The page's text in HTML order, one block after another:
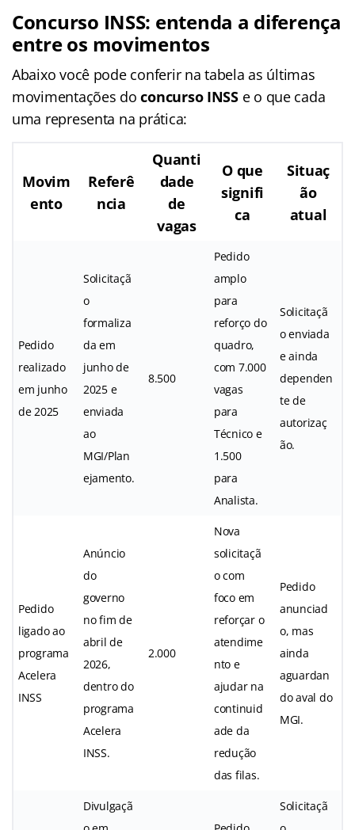
Concurso INSS: entenda a diferença
entre os movimentos
Abaixo você pode conferir na tabela as últimas
movimentações doconcurso INSSe o que cada
uma representa na prática:
Movim
ento
Referê
ncia
Quanti
dade
de
vagas
O que
signifi
ca
Situaç
ão
atual
Pedido
realizado
em junho
de 2025
Solicitaçã
o
formaliza
da em
junho de
2025 e
enviada
ao
MGI/Plan
ejamento.
8.500
Pedido
amplo
para
reforço do
quadro,
com 7.000
vagas
para
Técnico e
1.500
para
Analista.
Solicitaçã
o enviada
e ainda
dependen
te de
autorizaç
ão.
Pedido
ligado ao
programa
Acelera
INSS
Anúncio
do
governo
no fim de
abril de
2026,
dentro do
programa
Acelera
INSS.
2.000
Nova
solicitaçã
o com
foco em
reforçar o
atendime
nto e
ajudar na
continuid
ade da
redução
das filas.
Pedido
anunciad
o, mas
ainda
aguardan
do aval do
MGI.
Divulgaçã
Solicitaçã